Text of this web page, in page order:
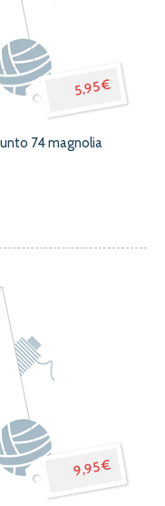
5,95 €
74 magnolia
9,95 €